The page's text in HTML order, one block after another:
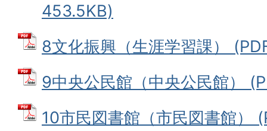
453.5KB)
8文化振興（生涯学習課）
9中央公民館（中央公民館）
10市民図書館（市民図書館）